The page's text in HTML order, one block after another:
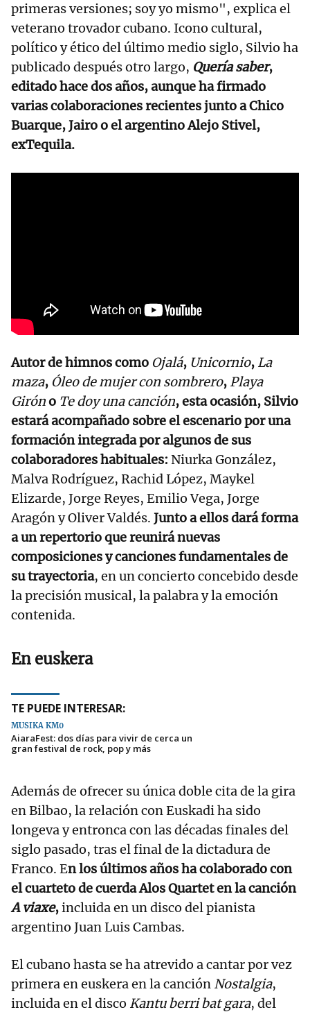
primeras versiones; soy yo mismo", explica el
veterano trovador cubano. Icono cultural,
político y ético del último medio siglo, Silvio ha
publicado después otro largo, Quería saber,
editado hace dos años, aunque ha firmado
varias colaboraciones recientes junto a Chico
Buarque, Jairo o el argentino Alejo Stivel,
exTequila.
Autor de himnos como Ojalá, Unicornio, La
maza, Óleo de mujer con sombrero, Playa
Giróno Te doy una canción, esta ocasión, Silvio
estará acompañado sobre el escenario por una
formación integrada por algunos de sus
colaboradores habituales: Niurka González,
Malva Rodríguez, Rachid López, Maykel
Elizarde, Jorge Reyes, Emilio Vega, Jorge
Aragón y Oliver Valdés. Junto a ellos dará forma
a un repertorio que reunirá nuevas
composiciones y canciones fundamentales de
su trayectoria, en un concierto concebido desde
la precisión musical, la palabra y la emoción
contenida.
En euskera
TE PUEDE INTERESAR:
MUSIKA KM0
AiaraFest: dos días para vivir de cerca un
gran festival de rock, pop y más
Además de ofrecer su única doble cita de la gira
en Bilbao, la relación con Euskadi ha sido
longeva y entronca con las décadas finales del
siglo pasado, tras el final de la dictadura de
Franco. En los últimos años ha colaborado con
el cuarteto de cuerda Alos Quartet en la canción
A viaxe,incluida en un disco del pianista
argentino Juan Luis Cambas.
El cubano hasta se ha atrevido a cantar por vez
primera en euskera en la canción Nostalgia,
incluida en el disco Kantu berri bat gara, del